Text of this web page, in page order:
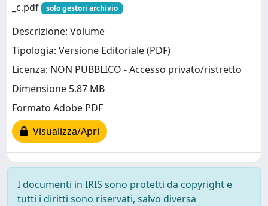
_c.pdf
solo gestori archivio
Descrizione: Volume
Tipologia: Versione Editoriale (PDF)
Licenza: NON PUBBLICO - Accesso privato/ristretto
Dimensione 5.87 MB
Formato Adobe PDF
Visualizza/Apri
I documenti in IRIS sono protetti da copyright e
tutti i diritti sono riservati, salvo diversa